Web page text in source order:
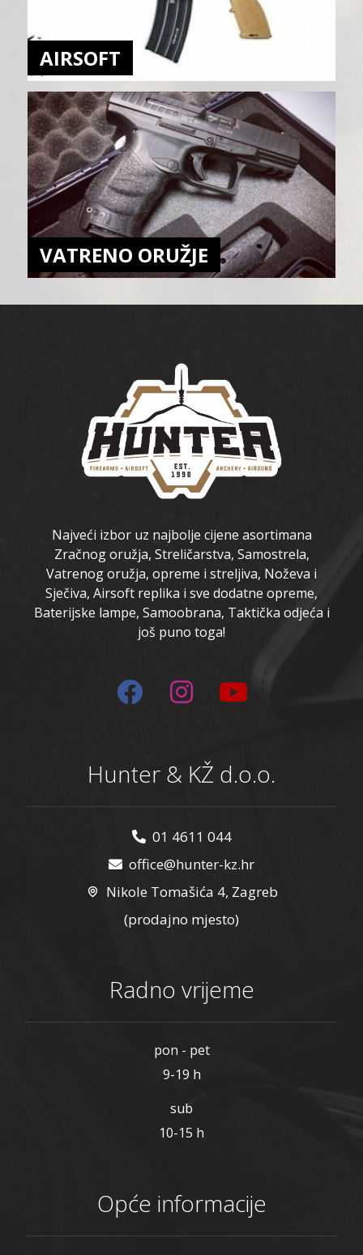
AIRSOFT
VATRENO ORUŽJE
Najveći izbor uz najbolje cijene asortimana
Zračnog oružja, Streličarstva, Samostrela,
Vatrenog oružja, opreme i streljiva, Noževa i
Sječiva, Airsoft replika i sve dodatne opreme,
Baterijske lampe, Samoobrana, Taktička odjeća i
još puno toga!
Hunter & KŽ d.o.o.
01 4611 044
office@hunter-kz.hr
Nikole Tomašića 4, Zagreb
(prodajno mjesto)
Radno vrijeme
pon - pet
9-19 h
sub
10-15 h
Opće informacije